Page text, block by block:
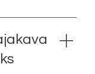
2026
ja Elleri
õppesse